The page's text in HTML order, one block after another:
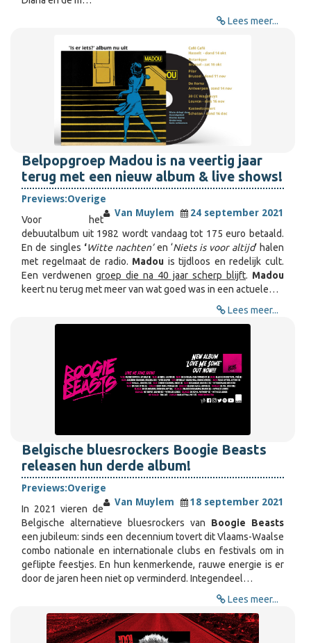
Lees meer...
Belpopgroep Madou is na veertig jaar
terug met een nieuw album & live shows!
Previews:Overige
Van Muylem
24 september 2021
Voor het
debuutalbum uit 1982 wordt vandaag tot 175 euro betaald.
En de singles ‘Witte nachten’en ‘Niets is voor altijd’ halen
met regelmaat de radio. Madou is tijdloos en redelijk cult.
Een verdwenen groep die na 40 jaar scherp blijft. Madou
keert nu terug met meer van wat goed was in een actuele…
Lees meer...
Belgische bluesrockers Boogie Beasts
releasen hun derde album!
Previews:Overige
Van Muylem
18 september 2021
In 2021 vieren de
Belgische alternatieve bluesrockers van Boogie Beasts
een jubileum: sinds een decennium tovert dit Vlaams-Waalse
combo nationale en internationale clubs en festivals om in
geflipte feestjes. En hun kenmerkende, rauwe energie is er
door de jaren heen niet op verminderd. Integendeel…
Lees meer...